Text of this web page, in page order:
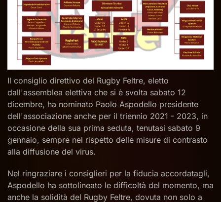
Il consiglio direttivo del Rugby Feltre, eletto
dall'assemblea elettiva che si è svolta sabato 12
dicembre, ha nominato Paolo Aspodello presidente
dell'associazione anche per il triennio 2021 - 2023, in
occasione della sua prima seduta, tenutasi sabato 9
gennaio, sempre nel rispetto delle misure di contrasto
alla diffusione del virus.
Nel ringraziare i consiglieri per la fiducia accordatagli,
Aspodello ha sottolineato le difficoltà del momento, ma
anche la solidità del Rugby Feltre, dovuta non solo a